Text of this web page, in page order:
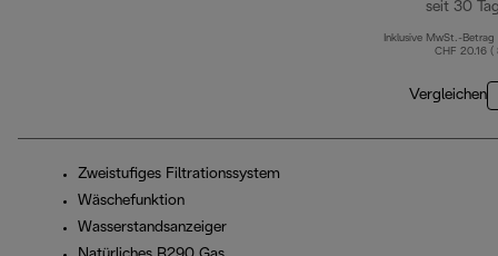
seit 30
Inklusive MwSt.-Betrag
CHF 20.16 (
Vergleichen
Zweistufiges Filtrationssystem
Wäschefunktion
Wasserstandsanzeiger